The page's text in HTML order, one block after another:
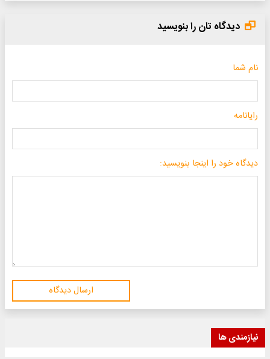
دیدگاه تان را بنویسید
نام شما
رایانامه
دیدگاه خود را اینجا بنویسید:
ارسال دیدگاه
نیازمندی ها